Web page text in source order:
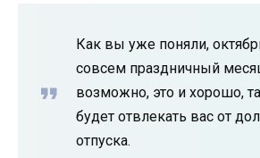
Как вы уже поняли,
совсем праздничный
возможно, это и хорошо,
будет отвлекать вас от
отпуска.